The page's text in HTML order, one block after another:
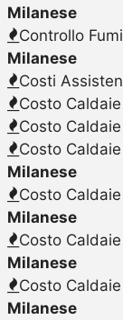
Milanese
Controllo
Milanese
Costi
Costo
Costo
Costo
Milanese
Costo
Milanese
Costo
Milanese
Costo
Milanese